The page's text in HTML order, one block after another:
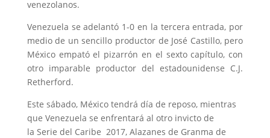
venezolanos.
Venezuela se adelantó 1-0 en la tercera entrada, por
medio de un sencillo productor de José Castillo, pero
México empató el pizarrón en el sexto capítulo, con
otro imparable productor del estadounidense C.J.
Retherford.
Este sábado, México tendrá día de reposo, mientras
que Venezuela se enfrentará al otro invicto de
la Serie del Caribe 2017, Alazanes de Granma de